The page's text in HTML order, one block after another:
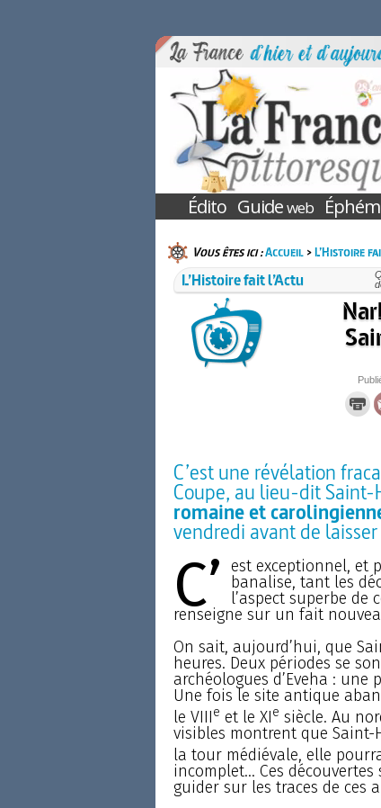
Édito Guideweb
Vous êtes ici :Accueil>L’Histoire
L’Histoire fait l’Actu
C’est une révélation
Coupe, au lieu-dit
romaine et
vendredi avant de
C’ est exceptionnel, et
banalise, tant les
l’aspect superbe de
renseigne sur un fait
On sait, aujourd’hui, que
heures. Deux périodes se
archéologues d’Eveha :
Une fois le site antique
le VIIIe et le XIe siècle. Au
visibles montrent que
la tour médiévale, elle
incomplet... Ces
guider sur les traces de ces